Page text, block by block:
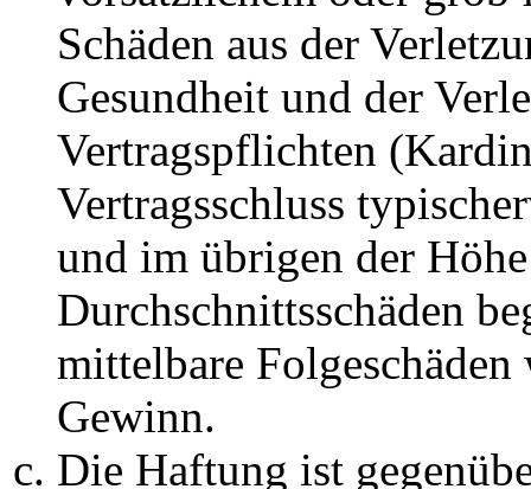
Schäden aus der
Gesundheit und der
Vertragspflichten
Vertragsschluss
und im übrigen der
Durchschnittsschäden
mittelbare Folgeschäden
Gewinn.
Die Haftung ist